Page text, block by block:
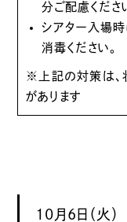
分ご配慮くださ
シアター入場
消毒ください。
※上記の対策は、
があります
10月6日（火）